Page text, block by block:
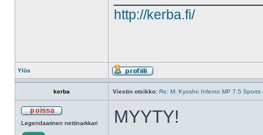
http://kerba.fi/
Ylös
kerba Viestin otsikko: Re: M: Kyosho Inferno MP 7.5 Sports
Legendaarinen nettinarkkari MYYTY!